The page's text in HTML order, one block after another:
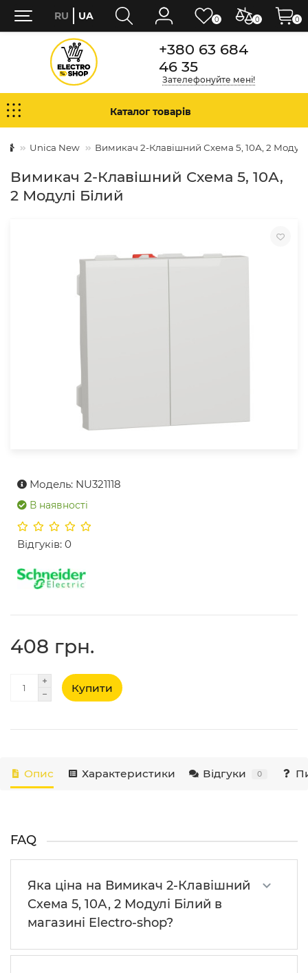
+380 63 684
46 35
Зателефонуйте мені!
Каталог товарів
Unica New Вимикач 2-Клавішний Схема 5, 10А, 2
Вимикач 2-Клавішний Схема 5, 10А,
2 Модулі Білий
Модель: NU321118
В наявності
Відгуків: 0
408 грн.
Купити
Опис Характеристики Відгуки 0
FAQ
Яка ціна на Вимикач 2-Клавішний
Схема 5, 10А, 2 Модулі Білий в
магазині Electro-shop?
0 0
RU UA 0